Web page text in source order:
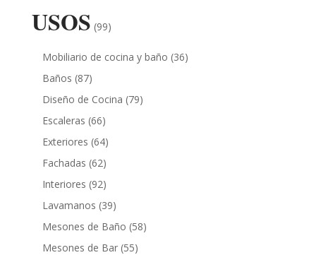
USOS (99)
Mobiliario de cocina y baño (36)
Baños (87)
Diseño de Cocina (79)
Escaleras (66)
Exteriores (64)
Fachadas (62)
Interiores (92)
Lavamanos (39)
Mesones de Baño (58)
Mesones de Bar (55)